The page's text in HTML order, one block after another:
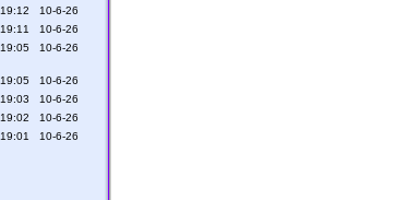
10-6-26 19:12
10-6-26 19:11
10-6-26 19:05
10-6-26 19:05
10-6-26 19:03
10-6-26 19:02
10-6-26 19:01